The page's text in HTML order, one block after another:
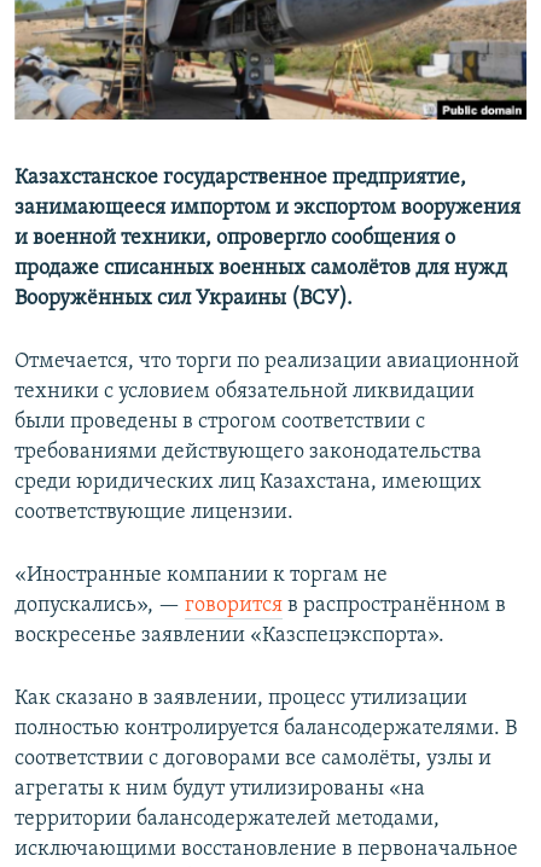
Казахстанское государственное предприятие,
занимающееся импортом и экспортом вооружения
и военной техники, опровергло сообщения о
продаже списанных военных самолётов для нужд
Вооружённых сил Украины (ВСУ).
Отмечается, что торги по реализации авиационной
техники с условием обязательной ликвидации
были проведены в строгом соответствии с
требованиями действующего законодательства
среди юридических лиц Казахстана, имеющих
соответствующие лицензии.
«Иностранные компании к торгам не
допускались», — говорится в распространённом в
воскресенье заявлении «Казспецэкспорта».
Как сказано в заявлении, процесс утилизации
полностью контролируется балансодержателями. В
соответствии с договорами все самолёты, узлы и
агрегаты к ним будут утилизированы «на
территории балансодержателей методами,
исключающими восстановление в первоначальное